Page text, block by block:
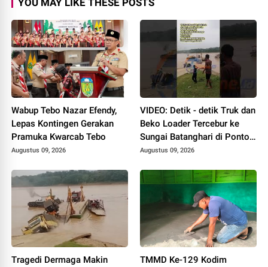
YOU MAY LIKE THESE POSTS
Wabup Tebo Nazar Efendy,
Lepas Kontingen Gerakan
Pramuka Kwarcab Tebo
Augustus 09, 2026
VIDEO: Detik - detik Truk dan
Beko Loader Tercebur ke
Sungai Batanghari di Ponton
Makin Group, 1 MD
Augustus 09, 2026
Tragedi Dermaga Makin
TMMD Ke-129 Kodim